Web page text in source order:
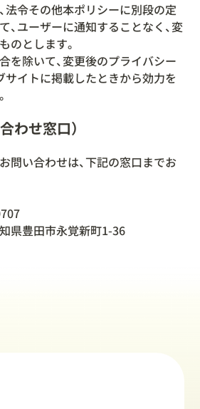
法令その他本ポリシーに別段の定
、ユーザーに通知することなく、変
のとします。
を除いて、変更後のプライバシー
サイトに掲載したときから効力を
わせ窓口）
問い合わせは、下記の窓口までお
県豊田市永覚新町1-36